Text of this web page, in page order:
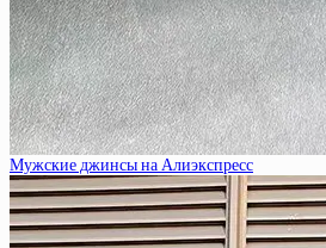
Мужские джинсы на Алиэкспресс